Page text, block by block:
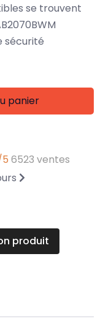
se trouvent
sécurité
panier
6523 ventes
produit